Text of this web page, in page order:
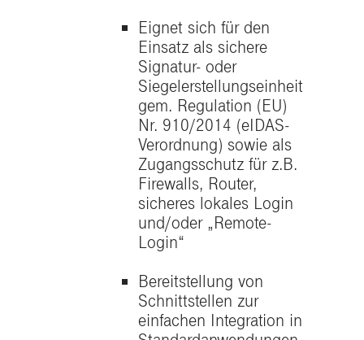
Eignet sich für den
Einsatz als sichere
Signatur- oder
Siegelerstellungseinheit
gem. Regulation (EU)
Nr. 910/2014 (eIDAS-
Verordnung) sowie als
Zugangsschutz für z.B.
Firewalls, Router,
sicheres lokales Login
und/oder „Remote-
Login“
Bereitstellung von
Schnittstellen zur
einfachen Integration in